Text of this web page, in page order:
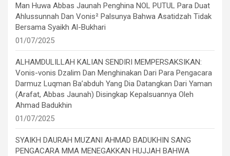
Man Huwa Abbas Jaunah Penghina NOL PUTUL Para Duat
Ahlussunnah Dan Vonis² Palsunya Bahwa Asatidzah Tidak
Bersama Syaikh Al-Bukhari
01/07/2025
ALHAMDULILLAH KALIAN SENDIRI MEMPERSAKSIKAN:
Vonis-vonis Dzalim Dan Menghinakan Dari Para Pengacara
Darmuz Luqman Ba’abduh Yang Dia Datangkan Dari Yaman
(Arafat, Abbas Jaunah) Disingkap Kepalsuannya Oleh
Ahmad Badukhin
01/07/2025
SYAIKH DAURAH MUZANI AHMAD BADUKHIN SANG
PENGACARA MMA MENEGAKKAN HUJJAH BAHWA